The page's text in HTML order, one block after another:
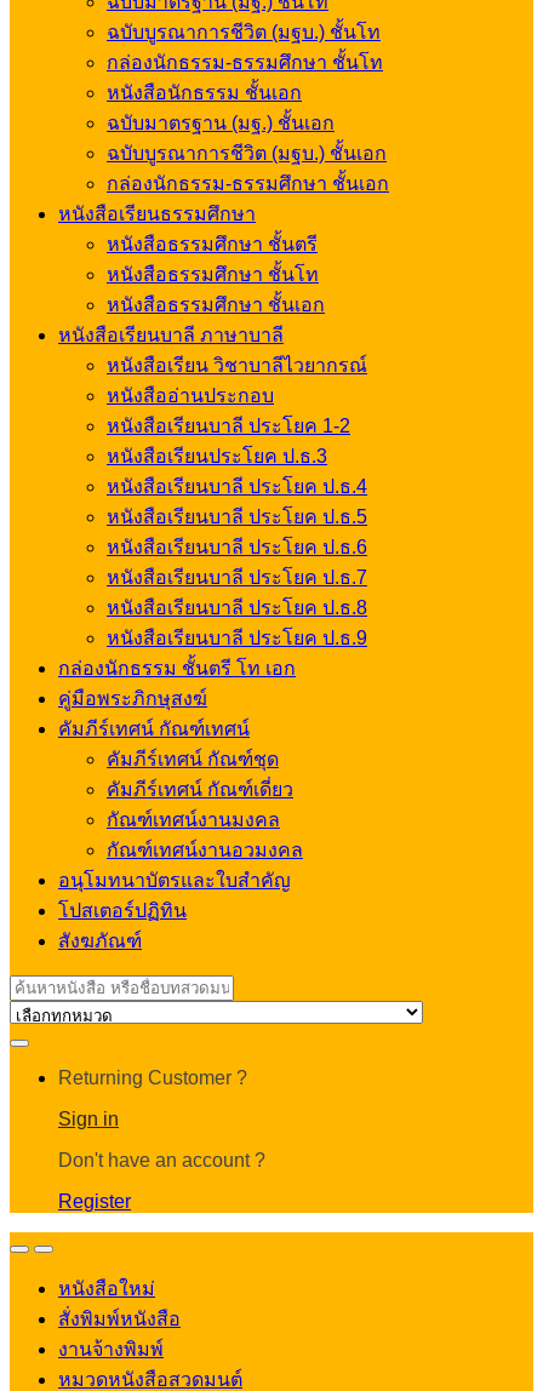
ฉบับบูรณาการชีวิต (มฐบ.) ชั้นโท
กล่องนักธรรม-ธรรมศึกษา ชั้นโท
หนังสือนักธรรม ชั้นเอก
ฉบับมาตรฐาน (มฐ.) ชั้นเอก
ฉบับบูรณาการชีวิต (มฐบ.) ชั้นเอก
กล่องนักธรรม-ธรรมศึกษา ชั้นเอก
หนังสือเรียนธรรมศึกษา
หนังสือธรรมศึกษา ชั้นตรี
หนังสือธรรมศึกษา ชั้นโท
หนังสือธรรมศึกษา ชั้นเอก
หนังสือเรียนบาลี ภาษาบาลี
หนังสือเรียน วิชาบาลีไวยากรณ์
หนังสืออ่านประกอบ
หนังสือเรียนบาลี ประโยค 1-2
หนังสือเรียนประโยค ป.ธ.3
หนังสือเรียนบาลี ประโยค ป.ธ.4
หนังสือเรียนบาลี ประโยค ป.ธ.5
หนังสือเรียนบาลี ประโยค ป.ธ.6
หนังสือเรียนบาลี ประโยค ป.ธ.7
หนังสือเรียนบาลี ประโยค ป.ธ.8
หนังสือเรียนบาลี ประโยค ป.ธ.9
กล่องนักธรรม ชั้นตรี โท เอก
คู่มือพระภิกษุสงฆ์
คัมภีร์เทศน์ กัณฑ์เทศน์
คัมภีร์เทศน์ กัณฑ์ชุด
คัมภีร์เทศน์ กัณฑ์เดี่ยว
กัณฑ์เทศน์งานมงคล
กัณฑ์เทศน์งานอวมงคล
อนุโมทนาบัตรและใบสำคัญ
โปสเตอร์ปฏิทิน
สังฆภัณฑ์
Search
for:
Returning Customer ?
Sign in
Don't have an account ?
Register
OpenClose
หนังสือใหม่
สั่งพิมพ์หนังสือ
งานจ้างพิมพ์
หมวดหนังสือสวดมนต์